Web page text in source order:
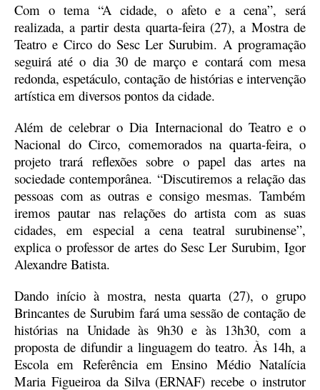
Com o tema “A cidade, o afeto e a cena”, será
realizada, a partir desta quarta-feira (27), a Mostra de
Teatro e Circo do Sesc Ler Surubim. A programação
seguirá até o dia 30 de março e contará com mesa
redonda, espetáculo, contação de histórias e intervenção
artística em diversos pontos da cidade.
Além de celebrar o Dia Internacional do Teatro e o
Nacional do Circo, comemorados na quarta-feira, o
projeto trará reflexões sobre o papel das artes na
sociedade contemporânea. “Discutiremos a relação das
pessoas com as outras e consigo mesmas. Também
iremos pautar nas relações do artista com as suas
cidades, em especial a cena teatral surubinense”,
explica o professor de artes do Sesc Ler Surubim, Igor
Alexandre Batista.
Dando início à mostra, nesta quarta (27), o grupo
Brincantes de Surubim fará uma sessão de contação de
histórias na Unidade às 9h30 e às 13h30, com a
proposta de difundir a linguagem do teatro. Às 14h, a
Escola em Referência em Ensino Médio Natalícia
Maria Figueiroa da Silva (ERNAF) recebe o instrutor